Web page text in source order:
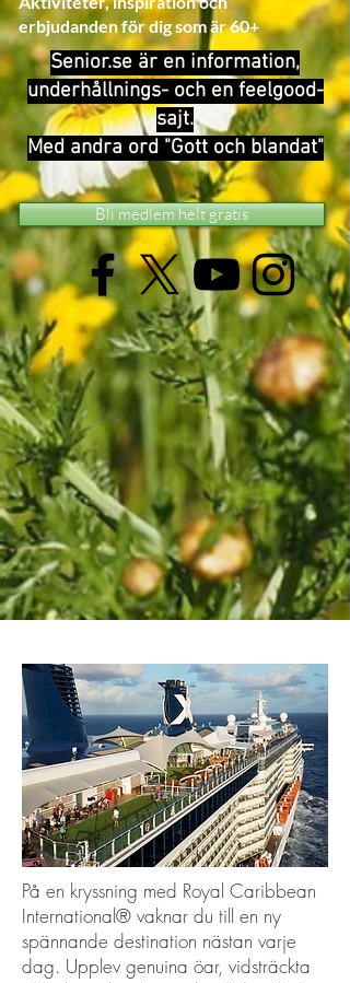
erbjudanden för dig som är 60+
Senior.se är en information,
underhållnings- och en feelgood-
sajt.
Med andra ord "Gott och blandat"
Bli medlem helt gratis
På en kryssning med Royal Caribbean
International® vaknar du till en ny
spännande destination nästan varje
dag. Upplev genuina öar, vidsträckta